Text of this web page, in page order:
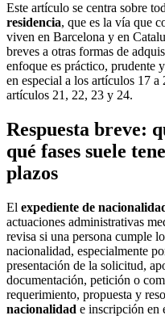
Este artículo se centra sobre
residencia, que es la vía que
viven en Barcelona y en
breves a otras formas de
enfoque es práctico, prudente
en especial a los artículos 17 a
artículos 21, 22, 23 y 24.
Respuesta breve:
qué fases suele
plazos
El expediente de
actuaciones administrativas
revisa si una persona cumple
nacionalidad, especialmente
presentación de la solicitud,
documentación, petición o
requerimiento, propuesta y
nacionalidad e inscripción en